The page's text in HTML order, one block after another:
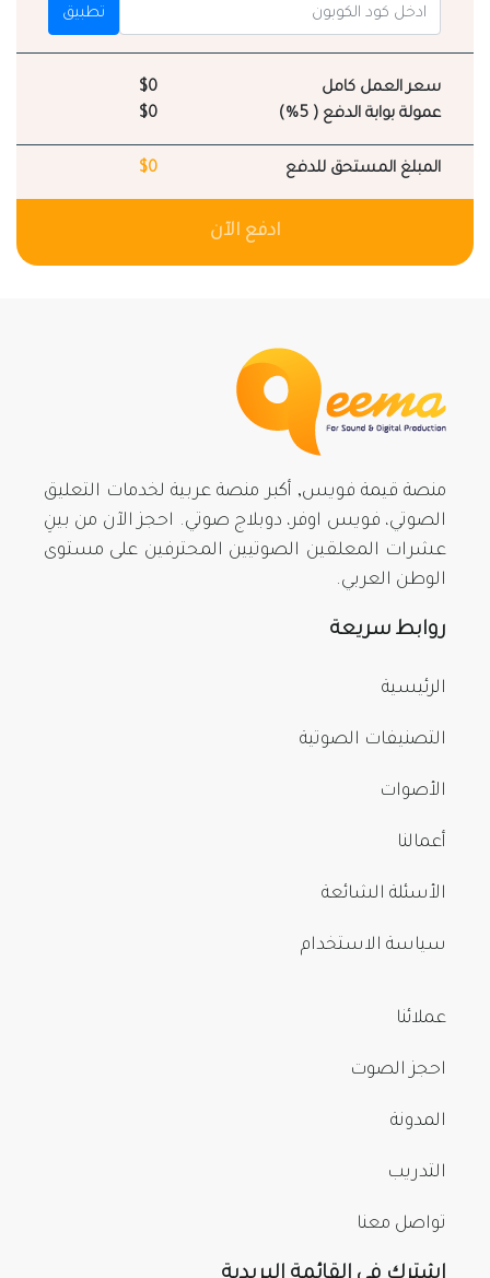
تطبيق
سعر العمل كامل
$0
عمولة بوابة الدفع ( 5%)
$0
المبلغ المستحق للدفع $0
ادفع الآن
منصة قيمة فويس, أكبر منصة عربية لخدمات التعليق
الصوتي، فويس اوفر، دوبلاج صوتي. احجز الآن من بينِ
عشرات المعلقين الصوتيين المحترفين على مستوى
الوطن العربي.
روابط سريعة
الرئيسية
التصنيفات الصوتية
الأصوات
أعمالنا
الأسئلة الشائعة
سياسة الاستخدام
عملائنا
احجز الصوت
المدونة
التدريب
تواصل معنا